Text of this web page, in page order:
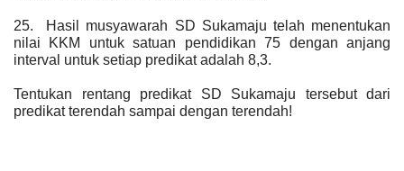
25. Hasil musyawarah SD Sukamaju telah menentukan
nilai KKM untuk satuan pendidikan 75 dengan anjang
interval untuk setiap predikat adalah 8,3.
Tentukan rentang predikat SD Sukamaju tersebut dari
predikat terendah sampai dengan terendah!